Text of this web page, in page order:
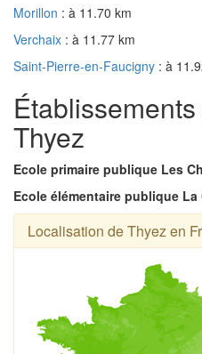
Morillon : à 11.70 km
Verchaix : à 11.77 km
Saint-Pierre-en-Faucigny : à
Thyez
Ecole primaire publique Les
Ecole élémentaire publique La
Localisation de Thyez en